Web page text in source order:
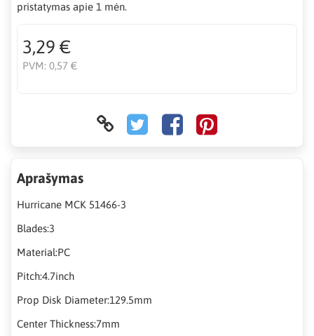
pristatymas apie 1 mėn.
3,29 €
PVM: 0,57 €
Aprašymas
Hurricane MCK 51466-3
Blades:3
Material:PC
Pitch:4.7inch
Prop Disk Diameter:129.5mm
Center Thickness:7mm